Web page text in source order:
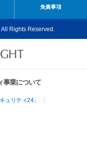
免責事項
Rights Reserved.
事業について
ュリティ24」